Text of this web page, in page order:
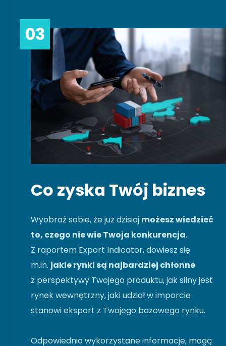
03
Co zyska Twój biznes
Wyobraź sobie, że już dzisiaj możesz wiedzieć
to, czego nie wie Twoja konkurencja.
Z raportem Export Indicator, dowiesz się
m.in. jakie rynki są najbardziej chłonne
z perspektywy Twojego produktu, jak silny jest
rynek wewnętrzny, jaki udział w imporcie
stanowi eksport z Twojego bazowego rynku.
Odpowiednio wykorzystane informacje, mogą